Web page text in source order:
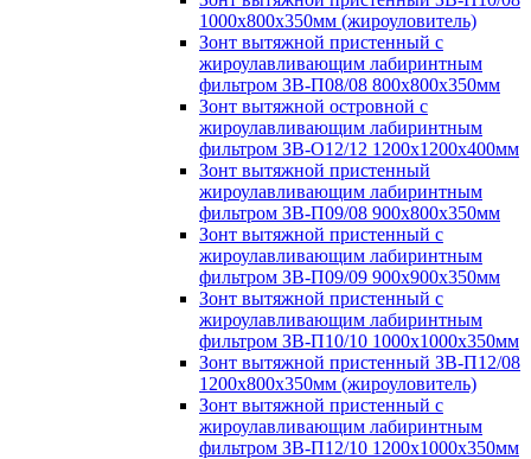
1000х800х350мм (жироуловитель)
Зонт вытяжной пристенный с
жироулавливающим лабиринтным
фильтром ЗВ-П08/08 800х800х350мм
Зонт вытяжной островной с
жироулавливающим лабиринтным
фильтром ЗВ-О12/12 1200х1200х400мм
Зонт вытяжной пристенный
жироулавливающим лабиринтным
фильтром ЗВ-П09/08 900х800х350мм
Зонт вытяжной пристенный с
жироулавливающим лабиринтным
фильтром ЗВ-П09/09 900х900х350мм
Зонт вытяжной пристенный с
жироулавливающим лабиринтным
фильтром ЗВ-П10/10 1000х1000х350мм
Зонт вытяжной пристенный ЗВ-П12/08
1200х800х350мм (жироуловитель)
Зонт вытяжной пристенный с
жироулавливающим лабиринтным
фильтром ЗВ-П12/10 1200х1000х350мм